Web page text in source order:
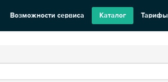
Возможности сервиса Каталог Тарифы